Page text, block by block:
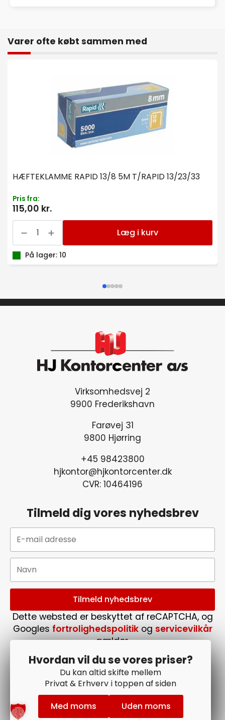
Varer ofte købt sammen med
HÆFTEKLAMME RAPID 13/8 5M T/RAPID 13/23/33
Pris fra:
115,00 kr.
HÆFTEKLAMME
RAPID
5M
T/RAPID
13/23/33
Læg i kurv
På lager: 10
Virksomhedsvej 2
9900 Frederikshavn
Farøvej 31
9800 Hjørring
+45 98423800
hjkontor@hjkontorcenter.dk
CVR: 10464196
Tilmeld dig vores nyhedsbrev
Dette websted er beskyttet af reCAPTCHA, og
Googles fortrolighedspolitikog servicevilkår
gælder.
Følg os på Facebook
Hvordan vil du se vores priser?
Du kan altid skifte mellem
Privat & Erhverv i toppen af siden
Med moms
Uden moms